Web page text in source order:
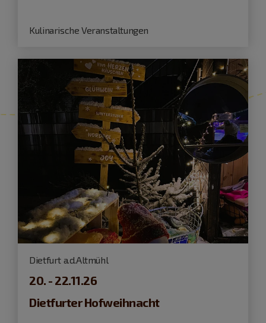
Kulinarische Veranstaltungen
Dietfurt a.d.Altmühl
20. - 22.11.26
Dietfurter Hofweihnacht